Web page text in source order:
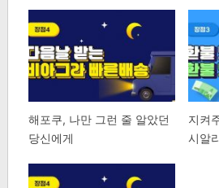
해포쿠, 나만 그런 줄 알았던
당신에게
지켜
시알